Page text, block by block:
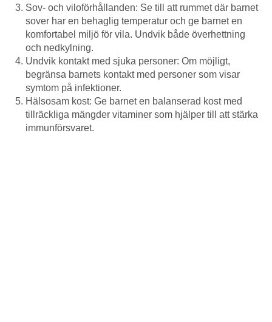
Sov- och viloförhållanden: Se till att rummet där barnet
sover har en behaglig temperatur och ge barnet en
komfortabel miljö för vila. Undvik både överhettning
och nedkylning.
Undvik kontakt med sjuka personer: Om möjligt,
begränsa barnets kontakt med personer som visar
symtom på infektioner.
Hälsosam kost: Ge barnet en balanserad kost med
tillräckliga mängder vitaminer som hjälper till att stärka
immunförsvaret.